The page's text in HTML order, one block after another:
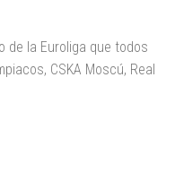
de la Euroliga que todos
CSKA Moscú, Real